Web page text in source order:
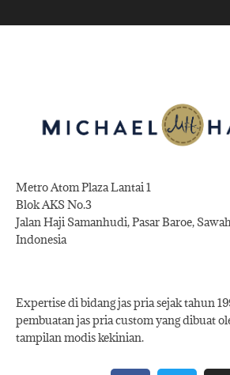
Metro Atom Plaza Lantai 1
Blok AKS No.3
Jalan Haji Samanhudi, Pasar Baroe,
Indonesia
Expertise di bidang jas pria sejak tahun
pembuatan jas pria custom yang dibuat
tampilan modis kekinian.